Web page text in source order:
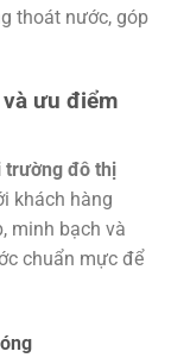
thoát nước, góp
ưu điểm
trường đô thị
khách hàng
minh bạch và
chuẩn mực để